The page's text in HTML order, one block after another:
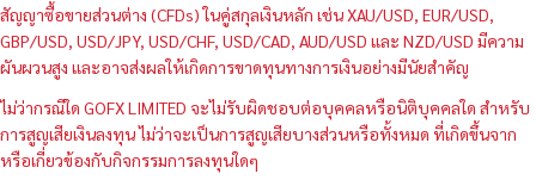
สัญญาซื้อขายส่วนต่าง (CFDs) ในคู่สกุลเงินหลัก เช่น XAU/USD, EUR/USD,
GBP/USD, USD/JPY, USD/CHF, USD/CAD, AUD/USD และ NZD/USD มีความ
ผันผวนสูง และอาจส่งผลให้เกิดการขาดทุนทางการเงินอย่างมีนัยสำคัญ
ไม่ว่ากรณีใด GOFX LIMITED จะไม่รับผิดชอบต่อบุคคลหรือนิติบุคคลใด สำหรับ
การสูญเสียเงินลงทุน ไม่ว่าจะเป็นการสูญเสียบางส่วนหรือทั้งหมด ที่เกิดขึ้นจาก
หรือเกี่ยวข้องกับกิจกรรมการลงทุนใดๆ